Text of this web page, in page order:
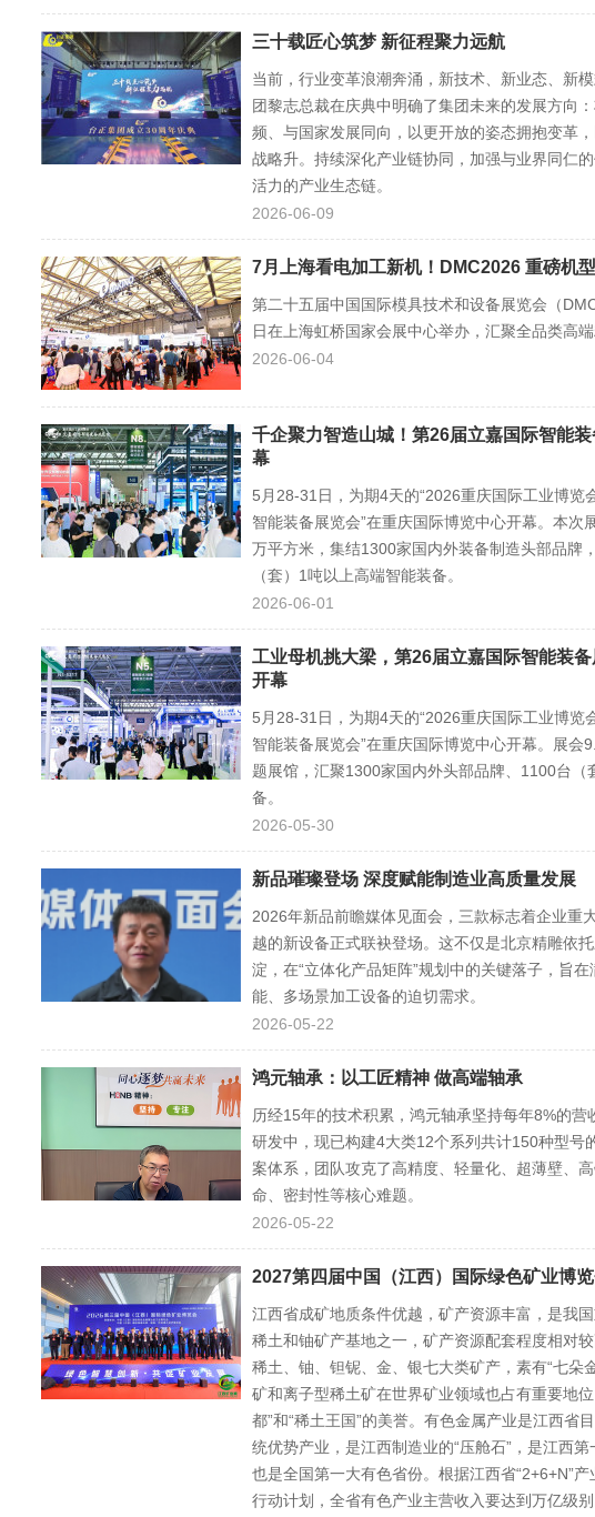
三十载匠心筑梦 新征程聚力远航
当前，行业变革浪潮奔涌，新技术、新业态、新
团黎志总裁在庆典中明确了集团未来的发展方向
频、与国家发展同向，以更开放的姿态拥抱变革
战略升。持续深化产业链协同，加强与业界同仁
活力的产业生态链。
2026-06-09
7月上海看电加工新机！DMC2026 重磅机
第二十五届中国国际模具技术和设备展览会（
日在上海虹桥国家会展中心举办，汇聚全品类高端
2026-06-04
千企聚力智造山城！第26届立嘉国际智能
幕
5月28-31日，为期4天的“2026重庆国际工业博览
智能装备展览会”在重庆国际博览中心开幕。本次
万平方米，集结1300家国内外装备制造头部品牌
（套）1吨以上高端智能装备。
2026-06-01
工业母机挑大梁，第26届立嘉国际智能装
开幕
5月28-31日，为期4天的“2026重庆国际工业博览
智能装备展览会”在重庆国际博览中心开幕。展会
题展馆，汇聚1300家国内外头部品牌、1100台（
备。
2026-05-30
新品璀璨登场 深度赋能制造业高质量发展
2026年新品前瞻媒体见面会，三款标志着企业重
越的新设备正式联袂登场。这不仅是北京精雕依
淀，在“立体化产品矩阵”规划中的关键落子，旨
能、多场景加工设备的迫切需求。
2026-05-22
鸿元轴承：以工匠精神 做高端轴承
历经15年的技术积累，鸿元轴承坚持每年8%的营
研发中，现已构建4大类12个系列共计150种型号
案体系，团队攻克了高精度、轻量化、超薄壁、
命、密封性等核心难题。
2026-05-22
2027第四届中国（江西）国际绿色矿业博
江西省成矿地质条件优越，矿产资源丰富，是我国
稀土和铀矿产基地之一，矿产资源配套程度相对较
稀土、铀、钽铌、金、银七大类矿产，素有“七朵
矿和离子型稀土矿在世界矿业领域也占有重要地
都”和“稀土王国”的美誉。有色金属产业是江西省
统优势产业，是江西制造业的“压舱石”，是江西
也是全国第一大有色省份。根据江西省“2+6+N”
行动计划，全省有色产业主营收入要达到万亿级别